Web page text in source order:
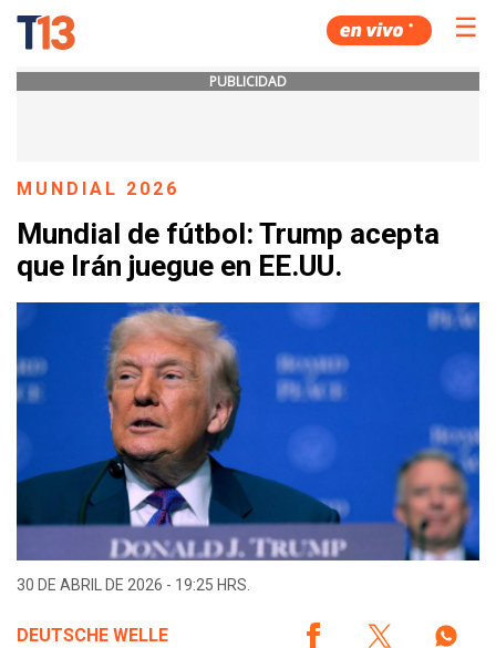
☰
PUBLICIDAD
MUNDIAL 2026
Mundial de fútbol: Trump acepta
que Irán juegue en EE.UU.
30 DE ABRIL DE 2026 - 19:25 HRS.
DEUTSCHE WELLE